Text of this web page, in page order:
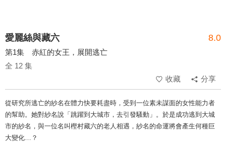
愛麗絲與藏六 8.0
第1集 赤紅的女王，展開逃亡
全 12 集
收藏
分享
從研究所逃亡的紗名在體力快要耗盡時，受到一位素未謀面的女性能力者
的幫助。她對紗名說「跳躍到大城市，去引發騷動」。於是成功逃到大城
市的紗名，與一位名叫樫村藏六的老人相遇，紗名的命運將會產生何種巨
大變化…？